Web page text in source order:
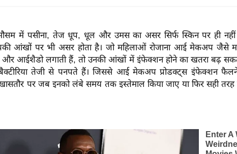
मौसम में पसीना, तेज धूप, धूल और उमस का असर सिर्फ स्किन पर ही नहीं
आंखों पर भी असर होता है। जो महिलाओं रोजाना आई मेकअप जैसे
और आईशैडो लगाती हैं, तो उनकी आंखों में इंफेक्शन होने का खतरा बढ़
बैक्टीरिया तेजी से पनपते हैं। जिससे आई मेकअप प्रोडक्ट्स इंफेक्शन
पर जब इनको लंबे समय तक इस्तेमाल किया जाए या फिर सही तरह